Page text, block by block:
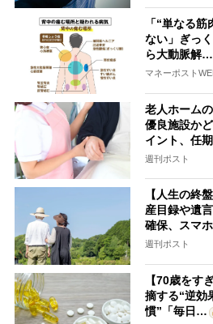
「“単なる
ない」ぎっ
ら大動脈解…
マネーポスト
老人ホーム
優良施設か
イント、任
週刊ポスト
【人生の終
産目録や遺
確保、スマ
週刊ポスト
【70歳をす
摘する“逆効
慣”「毎日…